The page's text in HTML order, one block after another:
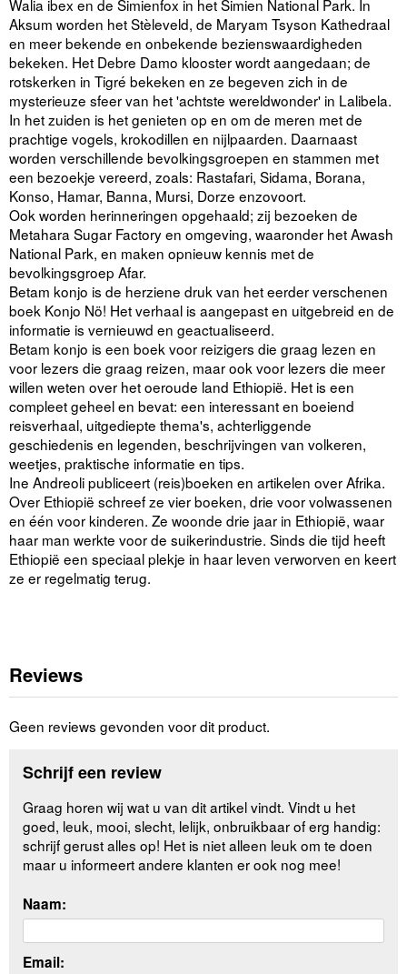
Walia ibex en de Simienfox in het Simien National Park. In
Aksum worden het Stèleveld, de Maryam Tsyson Kathedraal
en meer bekende en onbekende bezienswaardigheden
bekeken. Het Debre Damo klooster wordt aangedaan; de
rotskerken in Tigré bekeken en ze begeven zich in de
mysterieuze sfeer van het 'achtste wereldwonder' in Lalibela.
In het zuiden is het genieten op en om de meren met de
prachtige vogels, krokodillen en nijlpaarden. Daarnaast
worden verschillende bevolkingsgroepen en stammen met
een bezoekje vereerd, zoals: Rastafari, Sidama, Borana,
Konso, Hamar, Banna, Mursi, Dorze enzovoort.
Ook worden herinneringen opgehaald; zij bezoeken de
Metahara Sugar Factory en omgeving, waaronder het Awash
National Park, en maken opnieuw kennis met de
bevolkingsgroep Afar.
Betam konjo is de herziene druk van het eerder verschenen
boek Konjo Nö! Het verhaal is aangepast en uitgebreid en de
informatie is vernieuwd en geactualiseerd.
Betam konjo is een boek voor reizigers die graag lezen en
voor lezers die graag reizen, maar ook voor lezers die meer
willen weten over het oeroude land Ethiopië. Het is een
compleet geheel en bevat: een interessant en boeiend
reisverhaal, uitgediepte thema's, achterliggende
geschiedenis en legenden, beschrijvingen van volkeren,
weetjes, praktische informatie en tips.
Ine Andreoli publiceert (reis)boeken en artikelen over Afrika.
Over Ethiopië schreef ze vier boeken, drie voor volwassenen
en één voor kinderen. Ze woonde drie jaar in Ethiopië, waar
haar man werkte voor de suikerindustrie. Sinds die tijd heeft
Ethiopië een speciaal plekje in haar leven verworven en keert
ze er regelmatig terug.
Reviews
Geen reviews gevonden voor dit product.
Schrijf een review
Graag horen wij wat u van dit artikel vindt. Vindt u het
goed, leuk, mooi, slecht, lelijk, onbruikbaar of erg handig:
schrijf gerust alles op! Het is niet alleen leuk om te doen
maar u informeert andere klanten er ook nog mee!
Naam:
Email: